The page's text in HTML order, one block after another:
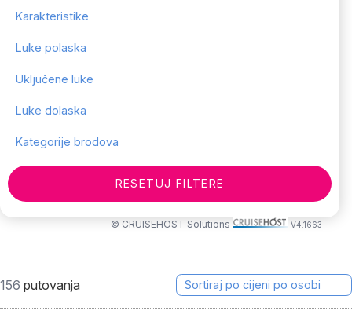
© CRUISEHOST Solutions V4.1663
156 putovanja